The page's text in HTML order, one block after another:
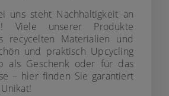
uns steht Nachhaltigkeit an
Viele unserer Produkte
recycelten Materialien und
und praktisch Upcycling
als Geschenk oder für das
– hier finden Sie garantiert